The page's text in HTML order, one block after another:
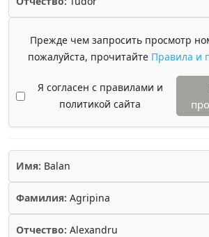
Прежде чем запросить просмотр
пожалуйста, прочитайте Правила и
Я согласен с правилами и
политикой сайта
Имя: Balan
Фамилия: Agripina
Отчество: Alexandru